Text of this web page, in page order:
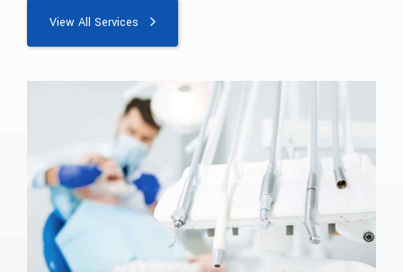
View All Services